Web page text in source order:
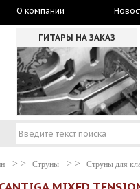
О компании
ГИТАРЫ НА ЗАКАЗ
Струны Струны для